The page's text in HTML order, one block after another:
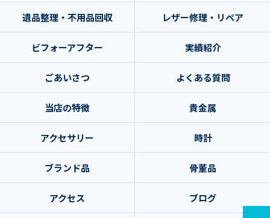
遺品整理・不用品回収 レザー修理・リペア
ビフォーアフター 実績紹介
ごあいさつ よくある質問
当店の特徴 貴金属
アクセサリー 時計
ブランド品 骨董品
アクセス ブログ